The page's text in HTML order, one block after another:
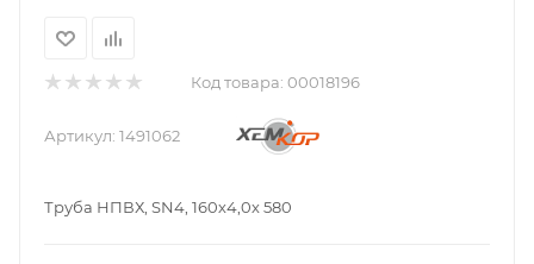
Код товара: 00018196
Артикул: 1491062
Труба НПВХ, SN4, 160х4,0х 580